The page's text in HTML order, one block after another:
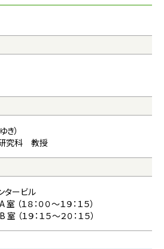
）
究科 教授
タービル
１８：００～１９：１５）
１９：１５～２０：１５）